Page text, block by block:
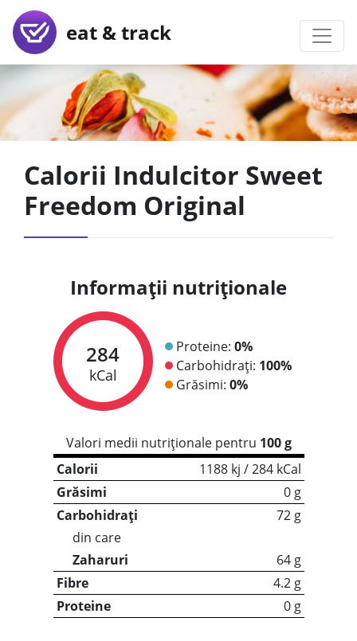
eat & track
Calorii Indulcitor Sweet
Freedom Original
Informații nutriționale
284
kCal
Proteine: 0%
Carbohidrați: 100%
Grăsimi: 0%
Valori medii nutriționale pentru 100 g
Calorii
1188 kj / 284 kCal
Grăsimi
0 g
Carbohidrați
72 g
din care
Zaharuri
64 g
Fibre
4.2 g
Proteine
0 g